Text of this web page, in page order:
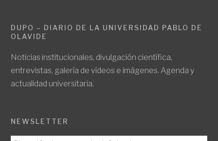
DUPO – DIARIO DE LA UNIVERSIDAD PABLO DE
OLAVIDE
Noticias institucionales, divulgación científica,
entrevistas, galería de vídeos e imágenes. Agenda y
actualidad universitaria.
NEWSLETTER